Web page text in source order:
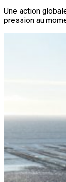
Une action
pression au